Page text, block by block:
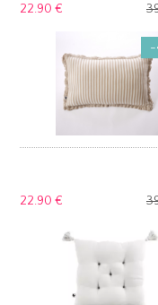
22.90 €
-
22.90 €